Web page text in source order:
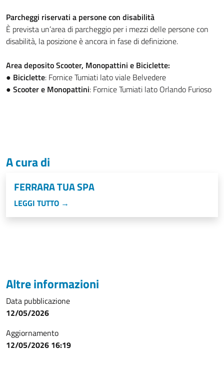
Parcheggi riservati a persone con disabilità
È prevista un’area di parcheggio per i mezzi delle persone con
disabilità, la posizione è ancora in fase di definizione.
Area deposito Scooter, Monopattini e Biciclette:
● Biciclette: Fornice Tumiati lato viale Belvedere
● Scooter e Monopattini: Fornice Tumiati lato Orlando Furioso
A cura di
FERRARA TUA SPA
LEGGI TUTTO →
Altre informazioni
Data pubblicazione
12/05/2026
Aggiornamento
12/05/2026 16:19